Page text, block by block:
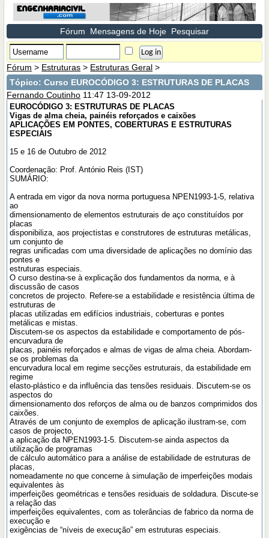
Fórum Mensagens de Hoje Pesquisar
Fórum > Estruturas > Estruturas Geral >
Tópico:Curso EUROCÓDIGO 3: ESTRUTURAS DE PLACAS
Fernando Coutinho 11:47 13-09-2012
EUROCÓDIGO 3: ESTRUTURAS DE PLACAS
Vigas de alma cheia, painéis reforçados e caixões
APLICAÇÕES EM PONTES, COBERTURAS E ESTRUTURAS
ESPECIAIS
15 e 16 de Outubro de 2012
Coordenação: Prof. António Reis (IST)
SUMÁRIO:
A entrada em vigor da nova norma portuguesa NPEN1993-1-5, relativa
ao
dimensionamento de elementos estruturais de aço constituídos por
placas
disponibiliza, aos projectistas e construtores de estruturas metálicas,
um conjunto de
regras unificadas com uma diversidade de aplicações no domínio das
pontes e
estruturas especiais.
O curso destina-se à explicação dos fundamentos da norma, e à
discussão de casos
concretos de projecto. Refere-se a estabilidade e resistência última de
estruturas de
placas utilizadas em edifícios industriais, coberturas e pontes
metálicas e mistas.
Discutem-se os aspectos da estabilidade e comportamento de pós-
encurvadura de
placas, painéis reforçados e almas de vigas de alma cheia. Abordam-
se os problemas da
encurvadura local em regime secções estruturais, da estabilidade em
regime
elasto-plástico e da influência das tensões residuais. Discutem-se os
aspectos do
dimensionamento dos reforços de alma ou de banzos comprimidos dos
caixões.
Através de um conjunto de exemplos de aplicação ilustram-se, com
casos de projecto,
a aplicação da NPEN1993-1-5. Discutem-se ainda aspectos da
utilização de programas
de cálculo automático para a análise de estabilidade de estruturas de
placas,
nomeadamente no que concerne à simulação de imperfeições modais
equivalentes às
imperfeições geométricas e tensões residuais de soldadura. Discute-se
a relação das
imperfeições equivalentes, com as tolerâncias de fabrico da norma de
execução e
exigências de “níveis de execução” em estruturas especiais.